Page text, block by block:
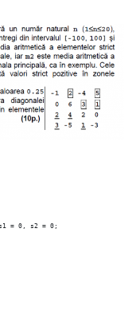
= 0, s2 = 0;